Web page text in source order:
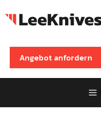
Inhalt
Angebot anfordern